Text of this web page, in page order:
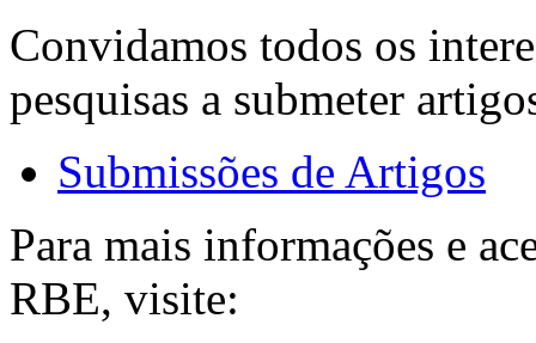
Convidamos todos os
pesquisas a submeter
Submissões de Artigos
Para mais informações e
RBE, visite: